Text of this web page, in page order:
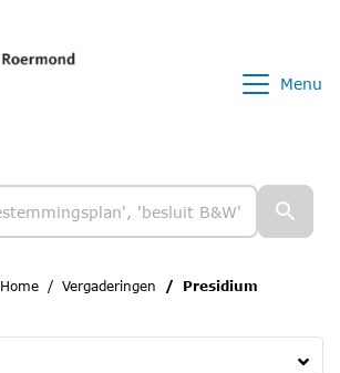
Menu
Home Vergaderingen Presidium